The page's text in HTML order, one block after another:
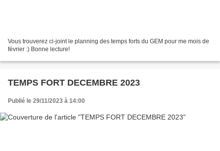
Vous trouverez ci-joint le planning des temps forts du GEM pour me mois de
février :) Bonne lecture!
TEMPS FORT DECEMBRE 2023
Publié le 29/11/2023 à 14:00